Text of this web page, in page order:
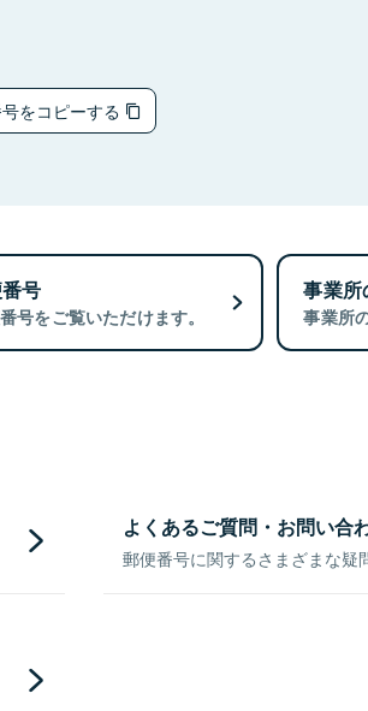
をコピーする
号
号をご覧いただけます。
事業所
事業所
よくあるご質問・お問い合
郵便番号に関するさまざまな疑